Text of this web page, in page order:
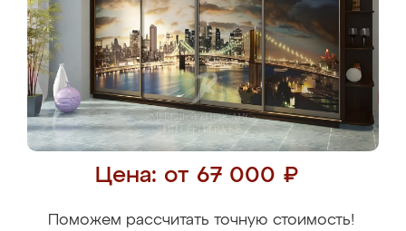
Цена: от 67 000 ₽
Поможем рассчитать точную стоимость!